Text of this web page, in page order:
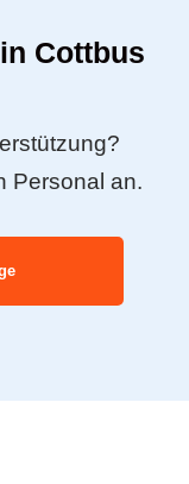
Cottbus
Personal an.